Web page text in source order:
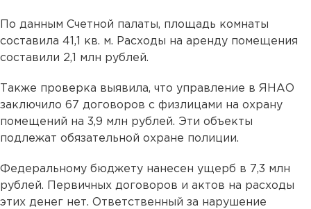
По данным Счетной палаты, площадь комнаты
составила 41,1 кв. м. Расходы на аренду помещения
составили 2,1 млн рублей.
Также проверка выявила, что управление в ЯНАО
заключило 67 договоров с физлицами на охрану
помещений на 3,9 млн рублей. Эти объекты
подлежат обязательной охране полиции.
Федеральному бюджету нанесен ущерб в 7,3 млн
рублей. Первичных договоров и актов на расходы
этих денег нет. Ответственный за нарушение